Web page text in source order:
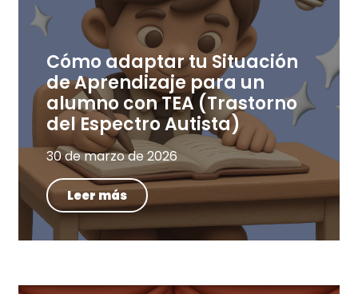
Cómo adaptar tu Situación
de Aprendizaje para un
alumno con TEA (Trastorno
del Espectro Autista)
30 de marzo de 2026
Leer más